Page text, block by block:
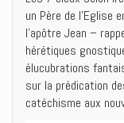
un Père de l’Eglise
l’apôtre Jean –
hérétiques
élucubrations
sur la prédication
catéchisme aux